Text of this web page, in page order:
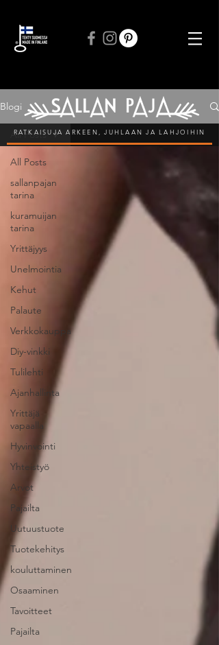
RATKAISUJA ARKEEN, JUHLAAN JA LAHJOIHIN
Blogi
All Posts
sallanpajan
tarina
kuramuijan
tarina
Yrittäjyys
Unelmointia
Kehut
Palaute
Verkkokauppa
Diy-vinkki
Tulilehti
Ajanhallinta
Yrittäjä
vapaalla
Hyvinvointi
Yhteistyö
Arvot
Pajailta
Uutuustuote
Tuotekehitys
kouluttaminen
Osaaminen
Tavoitteet
Pajailta
All Posts